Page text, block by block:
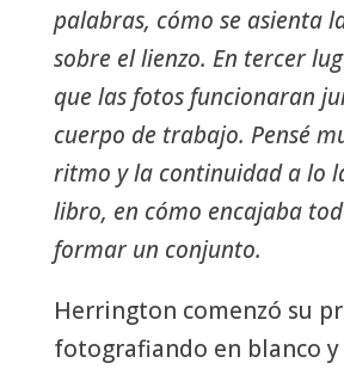
palabras, cómo se asienta
sobre el lienzo. En tercer
que las fotos funcionaran
cuerpo de trabajo. Pensé
ritmo y la continuidad a lo
libro, en cómo encajaba
formar un conjunto.
Herrington comenzó su
fotografiando en blanco y